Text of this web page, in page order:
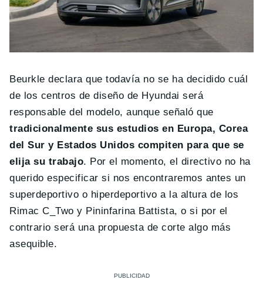
Beurkle declara que todavía no se ha decidido cuál
de los centros de diseño de Hyundai será
responsable del modelo, aunque señaló que
tradicionalmente sus estudios en Europa, Corea
del Sur y Estados Unidos compiten para que se
elija su trabajo. Por el momento, el directivo no ha
querido especificar si nos encontraremos antes un
superdeportivo o hiperdeportivo a la altura de los
Rimac C_Two y Pininfarina Battista, o si por el
contrario será una propuesta de corte algo más
asequible.